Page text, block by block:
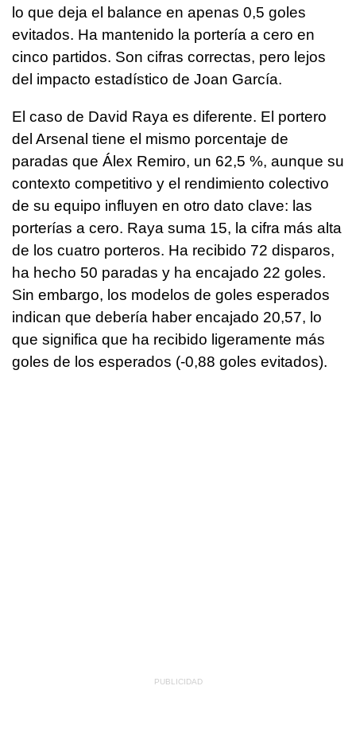
lo que deja el balance en apenas 0,5 goles
evitados. Ha mantenido la portería a cero en
cinco partidos. Son cifras correctas, pero lejos
del impacto estadístico de Joan García.
El caso de David Raya es diferente. El portero
del Arsenal tiene el mismo porcentaje de
paradas que Álex Remiro, un 62,5 %, aunque su
contexto competitivo y el rendimiento colectivo
de su equipo influyen en otro dato clave: las
porterías a cero. Raya suma 15, la cifra más alta
de los cuatro porteros. Ha recibido 72 disparos,
ha hecho 50 paradas y ha encajado 22 goles.
Sin embargo, los modelos de goles esperados
indican que debería haber encajado 20,57, lo
que significa que ha recibido ligeramente más
goles de los esperados (-0,88 goles evitados).